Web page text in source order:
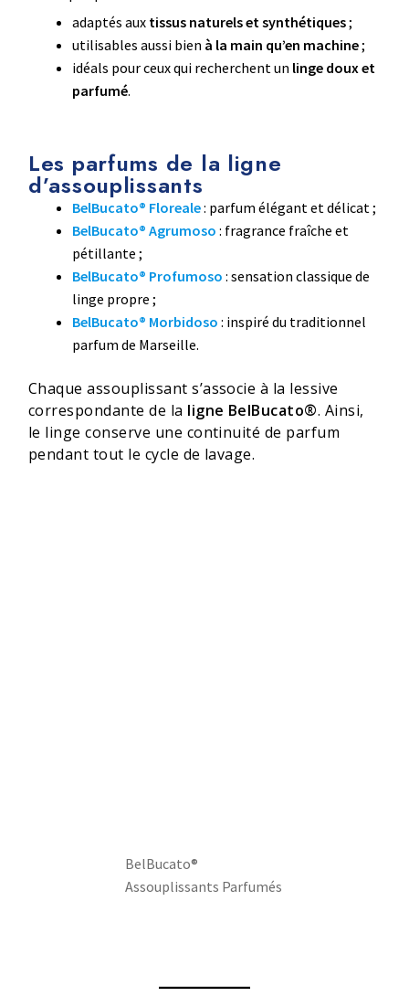
adaptés aux tissus naturels et synthétiques;
utilisables aussi bien à la main qu’en machine;
idéals pour ceux qui recherchent un linge doux et
parfumé.
Les parfums de la ligne
d’assouplissants
BelBucato® Floreale: parfum élégant et délicat ;
BelBucato® Agrumoso : fragrance fraîche et
pétillante ;
BelBucato® Profumoso : sensation classique de
linge propre ;
BelBucato® Morbidoso : inspiré du traditionnel
parfum de Marseille.
Chaque assouplissant s’associe à la lessive
correspondante de la ligne BelBucato®. Ainsi,
le linge conserve une continuité de parfum
pendant tout le cycle de lavage.
BelBucato®
Assouplissants Parfumés